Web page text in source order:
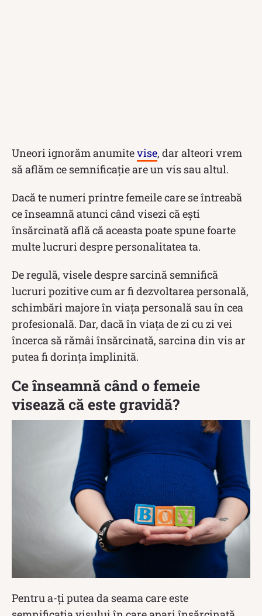
Uneori ignorăm anumitevise, dar alteori vrem
să aflăm ce semnificație are un vis sau altul.
Dacă te numeri printre femeile care se întreabă
ce înseamnă atunci când visezi că ești
însărcinată află că aceasta poate spune foarte
multe lucruri despre personalitatea ta.
De regulă, visele despre sarcină semnifică
lucruri pozitive cum ar fi dezvoltarea personală,
schimbări majore în viața personală sau în cea
profesională. Dar, dacă în viața de zi cu zi vei
încerca să rămâi însărcinată, sarcina din vis ar
putea fi dorința împlinită.
Ce înseamnă când o femeie
visează că este gravidă?
Pentru a-ți putea da seama care este